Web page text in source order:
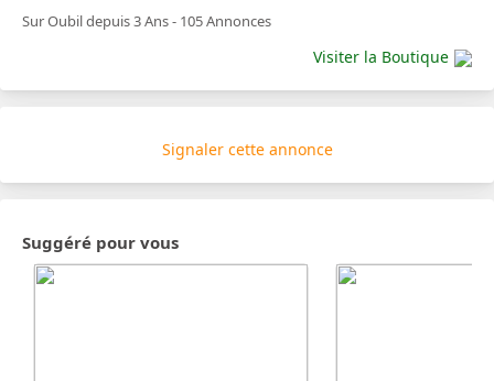
Sur Oubil depuis 3 Ans - 105 Annonces
Visiter la Boutique
Signaler cette annonce
Suggéré pour vous